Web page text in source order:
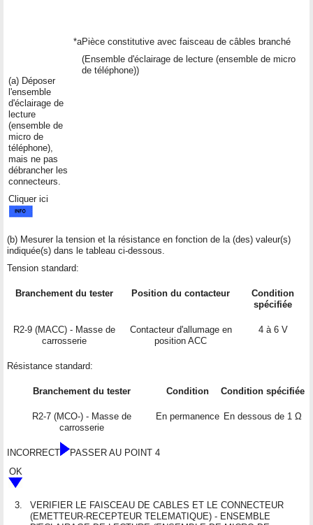
(a) Déposer
l'ensemble
d'éclairage de
lecture
(ensemble de
micro de
téléphone),
mais ne pas
débrancher les
connecteurs.
Cliquer ici
*aPièce constitutive avec faisceau de câbles branché
(Ensemble d'éclairage de lecture (ensemble de micro
de téléphone))
(b) Mesurer la tension et la résistance en fonction de la (des) valeur(s)
indiquée(s) dans le tableau ci-dessous.
Tension standard:
Branchement du tester Position du contacteur
Condition
spécifiée
R2-9 (MACC) - Masse de
carrosserie
Contacteur d'allumage en
position ACC
4 à 6 V
Résistance standard:
Branchement du tester Condition Condition spécifiée
R2-7 (MCO-) - Masse de
carrosserie
En permanence En dessous de 1 Ω
INCORRECT
PASSER AU POINT 4
OK
3.
VERIFIER LE FAISCEAU DE CABLES ET LE CONNECTEUR
(EMETTEUR-RECEPTEUR TELEMATIQUE) - ENSEMBLE